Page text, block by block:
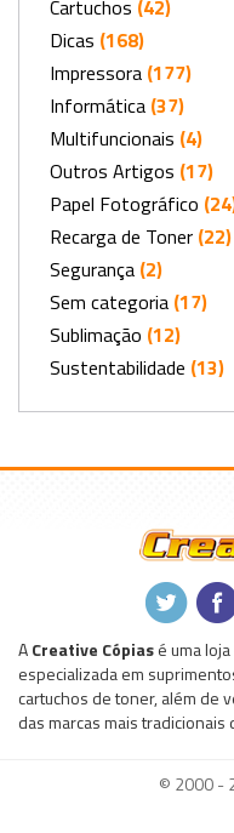
Cartuchos (42)
Dicas (168)
Impressora (177)
Informática (37)
Multifuncionais (4)
Outros Artigos (17)
Papel Fotográfico
Recarga de Toner (22)
Segurança (2)
Sem categoria (17)
Sublimação (12)
Sustentabilidade (13)
. .
ACreative Cópiasé uma
especializada em
cartuchos de toner, além de
das marcas mais tradicionais
© 2000 -